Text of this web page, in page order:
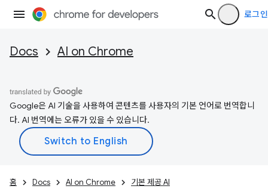
로그인
Docs AI on Chrome
Google은 AI 기술을 사용하여 콘텐츠를 사용자의 기본 언어로 번역합니
다. AI 번역에는 오류가 있을 수 있습니다.
홈 Docs AI on Chrome 기본 제공 AI